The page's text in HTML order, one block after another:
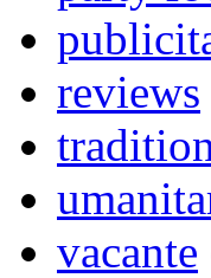
reviews
vacante